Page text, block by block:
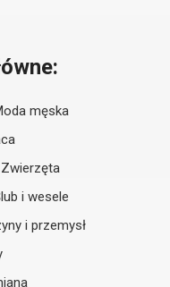
męska
Zwierzęta
i wesele
i przemysł